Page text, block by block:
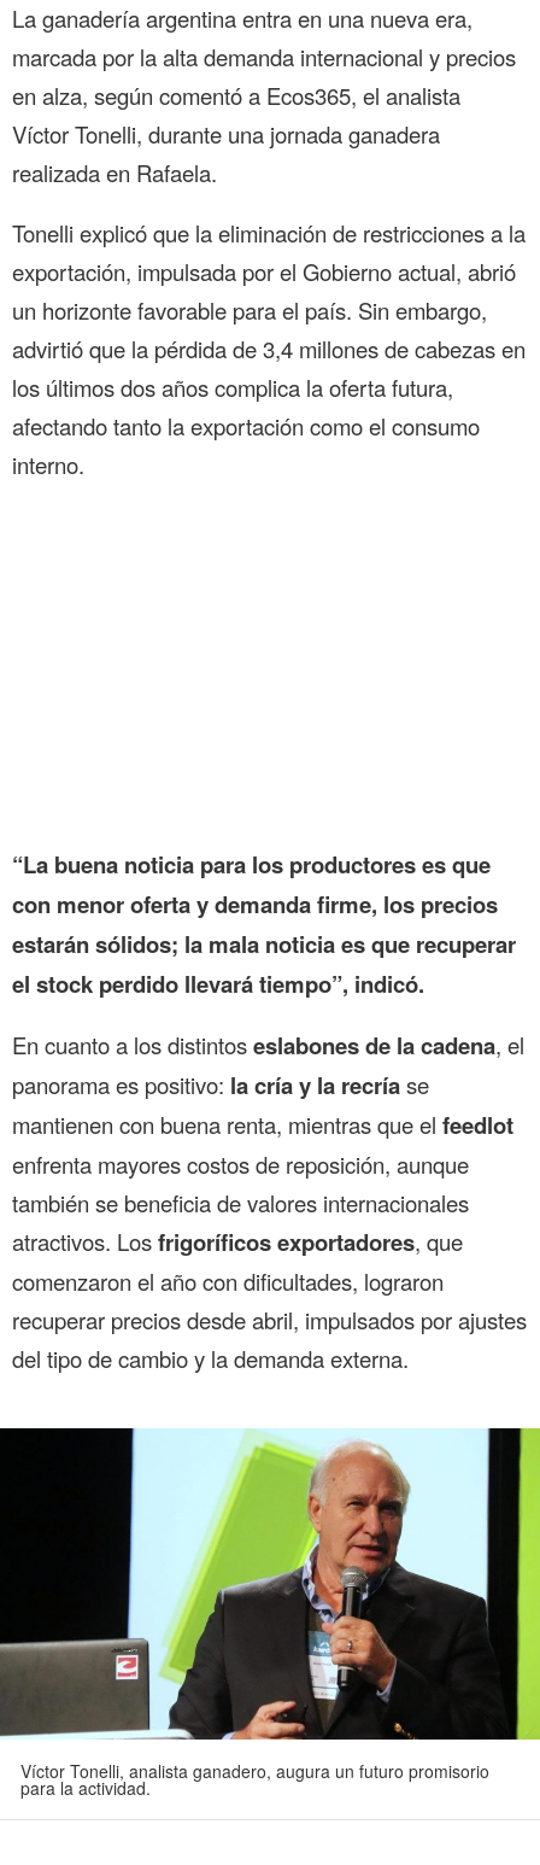
La ganadería argentina entra en una nueva era,
marcada por la alta demanda internacional y precios
en alza, según comentó a Ecos365, el analista
Víctor Tonelli, durante una jornada ganadera
realizada en Rafaela.
Tonelli explicó que la eliminación de restricciones a la
exportación, impulsada por el Gobierno actual, abrió
un horizonte favorable para el país. Sin embargo,
advirtió que la pérdida de 3,4 millones de cabezas en
los últimos dos años complica la oferta futura,
afectando tanto la exportación como el consumo
interno.
“La buena noticia para los productores es que
con menor oferta y demanda firme, los precios
estarán sólidos; la mala noticia es que recuperar
el stock perdido llevará tiempo”, indicó.
En cuanto a los distintoseslabones de la cadena, el
panorama es positivo: la cría y la recríase
mantienen con buena renta, mientras que el feedlot
enfrenta mayores costos de reposición, aunque
también se beneficia de valores internacionales
atractivos. Losfrigoríficos exportadores, que
comenzaron el año con dificultades, lograron
recuperar precios desde abril, impulsados por ajustes
del tipo de cambio y la demanda externa.
Víctor Tonelli, analista ganadero, augura un futuro promisorio
para la actividad.